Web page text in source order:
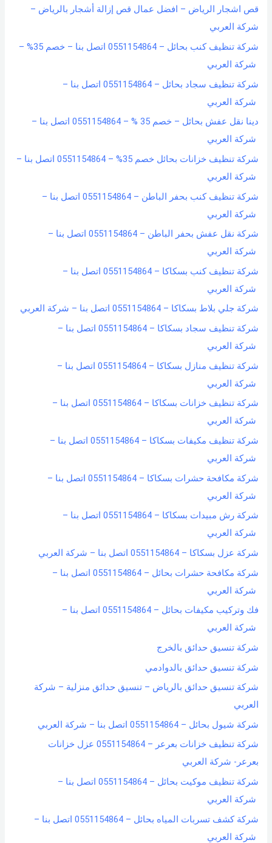
قص اشجار الرياض – افضل عمال قص إزالة أشجار بالرياض –
شركة العربي
شركة تنظيف كنب بحائل – 0551154864 اتصل بنا – خصم 35% –
شركة العربي
شركة تنظيف سجاد بحائل – 0551154864 اتصل بنا –
شركة العربي
دينا نقل عفش بحائل – خصم 35 % – 0551154864 اتصل بنا –
شركة العربي
شركة تنظيف خزانات بحائل خصم 35% – 0551154864 اتصل بنا –
شركة العربي
شركة تنظيف كنب بحفر الباطن – 0551154864 اتصل بنا –
شركة العربي
شركة نقل عفش بحفر الباطن – 0551154864 اتصل بنا –
شركة العربي
شركة تنظيف كنب بسكاكا – 0551154864 اتصل بنا –
شركة العربي
شركة جلي بلاط بسكاكا – 0551154864 اتصل بنا – شركة العربي
شركة تنظيف سجاد بسكاكا – 0551154864 اتصل بنا –
شركة العربي
شركة تنظيف منازل بسكاكا – 0551154864 اتصل بنا –
شركة العربي
شركة تنظيف خزانات بسكاكا – 0551154864 اتصل بنا –
شركة العربي
شركة تنظيف مكيفات بسكاكا – 0551154864 اتصل بنا –
شركة العربي
شركة مكافحة حشرات بسكاكا – 0551154864 اتصل بنا –
شركة العربي
شركة رش مبيدات بسكاكا – 0551154864 اتصل بنا –
شركة العربي
شركة عزل بسكاكا – 0551154864 اتصل بنا – شركة العربي
شركة مكافحة حشرات بحائل – 0551154864 اتصل بنا –
شركة العربي
فك وتركيب مكيفات بحائل – 0551154864 اتصل بنا –
شركة العربي
شركة تنسيق حدائق بالخرج
شركة تنسيق حدائق بالدوادمي
شركة تنسيق حدائق بالرياض – تنسيق حدائق منزلية – شركة
العربي
شركة شيول بحائل – 0551154864 اتصل بنا – شركة العربي
شركة تنظيف خزانات بعرعر – 0551154864 عزل خزانات
بعرعر- شركة العربي
شركة تنظيف موكيت بحائل – 0551154864 اتصل بنا –
شركة العربي
شركة كشف تسربات المياه بحائل – 0551154864 اتصل بنا –
شركة العربي